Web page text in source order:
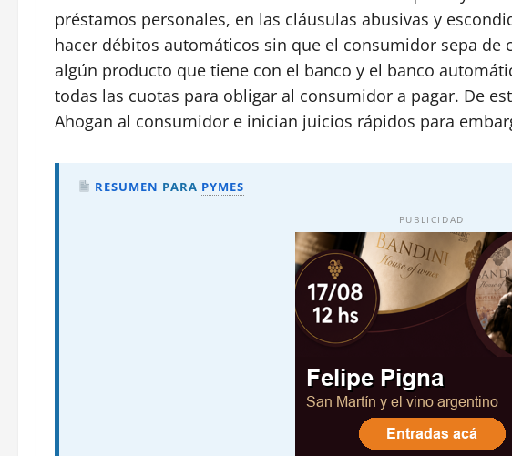
préstamos personales, en las cláusulas abusivas y
hacer débitos automáticos sin que el consumidor sepa de
algún producto que tiene con el banco y el banco
todas las cuotas para obligar al consumidor a pagar. De
Ahogan al consumidor e inician juicios rápidos para
RESUMEN PARA PYMES
PUBLICIDAD